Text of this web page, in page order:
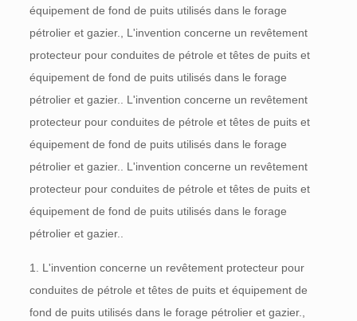
équipement de fond de puits utilisés dans le forage
pétrolier et gazier., L'invention concerne un revêtement
protecteur pour conduites de pétrole et têtes de puits et
équipement de fond de puits utilisés dans le forage
pétrolier et gazier.. L'invention concerne un revêtement
protecteur pour conduites de pétrole et têtes de puits et
équipement de fond de puits utilisés dans le forage
pétrolier et gazier.. L'invention concerne un revêtement
protecteur pour conduites de pétrole et têtes de puits et
équipement de fond de puits utilisés dans le forage
pétrolier et gazier..
1. L'invention concerne un revêtement protecteur pour
conduites de pétrole et têtes de puits et équipement de
fond de puits utilisés dans le forage pétrolier et gazier.,